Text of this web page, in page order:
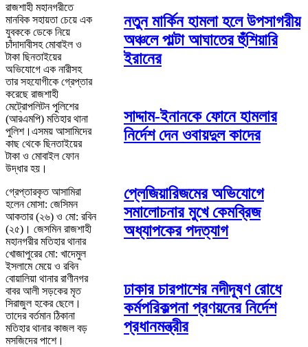
রাজশাহী মহানগরীতে
মানবিক সহায়তা চেয়ে এক
যুবককে ডেকে নিয়ে
চাঁদাদাবীসহ মোবাইল ও
টাকা ছিনতাইয়ের
অভিযোগে এক নারীসহ
তার সহযোগীকে গ্রেপ্তার
করেছে রাজশাহী
মেট্রোপলিটন পুলিশের
(আরএমপি) মতিহার থানা
পুলিশ।এসময় আসামিদের
কাছ থেকে ছিনতাইয়ের
টাকা ও মোবাইল ফোন
উদ্ধার হয়।
গ্রেপ্তারকৃত আসামিরা
হলেন মোসা: জেসিমন
আকতার (২৬) ও মো: রবিন
(২৫)। জেসমিন রাজশাহী
মহানগরীর মতিহার থানার
খোজাপুরের মো: খাদেমুল
ইসলামে মেয়ে ও রবিন
বোয়ালিয়া থানার রাণীনগর
বাবর আলী সড়কের মৃত
সিরাজুল হকের ছেলে।
তাদের বর্তমান ঠিকানা
মতিহার থানার কাজল বড়
মসজিদের পাশে।
নতুন মার্কিন হামলা হলে উপসাগরীয়
অঞ্চলে পাল্টা আঘাতের হুঁশিয়ারি
ইরানের
সাদ্দাম-ইনানকে ফোনে হামলার
নির্দেশ দেন ওবায়দুল কাদের
প্লেজিয়ারিজমের অভিযোগে
সমালোচনার মুখে কেমব্রিজ
অধ্যাপকের পদত্যাগ
ঢাকার চারপাশের নদীদূষণ রোধে
কর্মপরিকল্পনা প্রণয়নের নির্দেশ
প্রধানমন্ত্রীর